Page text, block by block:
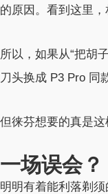
的原因。看到这里
所以，如果从“把胡
刀头换成 P3 Pro 同
但徕芬想要的真是
一场误会？
明明有着能利落剃